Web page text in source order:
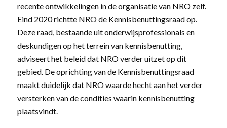
recente ontwikkelingen in de organisatie van NRO zelf.
Eind 2020 richtte NRO de Kennisbenuttingsraadop.
Deze raad, bestaande uit onderwijsprofessionals en
deskundigen op het terrein van kennisbenutting,
adviseert het beleid dat NRO verder uitzet op dit
gebied. De oprichting van de Kennisbenuttingsraad
maakt duidelijk dat NRO waarde hecht aan het verder
versterken van de condities waarin kennisbenutting
plaatsvindt.